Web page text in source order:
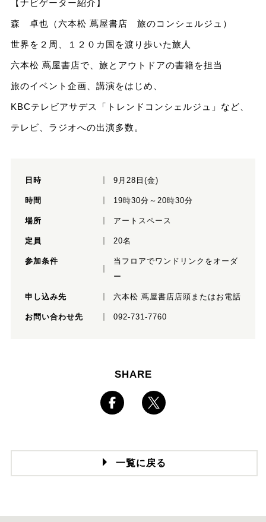
【ナビゲーター紹介】
森 卓也（六本松 蔦屋書店 旅のコンシェルジュ）
世界を２周、１２０カ国を渡り歩いた旅人
六本松 蔦屋書店で、旅とアウトドアの書籍を担当
旅のイベント企画、講演をはじめ、
KBCテレビアサデス「トレンドコンシェルジュ」など、
テレビ、ラジオへの出演多数。
日時 9月28日(金)
時間 19時30分～20時30分
場所 アートスペース
定員 20名
参加条件
当フロアでワンドリンクをオーダ
ー
申し込み先 六本松 蔦屋書店店頭またはお電話
お問い合わせ先 092-731-7760
SHARE
一覧に戻る